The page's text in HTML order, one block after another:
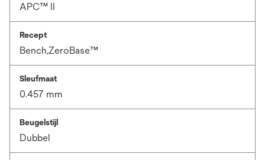
APC™ II
Recept
Bench,ZeroBase™
Sleufmaat
0.457 mm
Beugelstijl
Dubbel